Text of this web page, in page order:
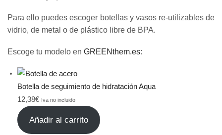
Para ello puedes escoger botellas y vasos re-utilizables de
vidrio, de metal o de plástico libre de BPA.
Escoge tu modelo en GREENthem.es:
Botella de seguimiento de hidratación Aqua
12,38€ Iva no incluido
Añadir al carrito